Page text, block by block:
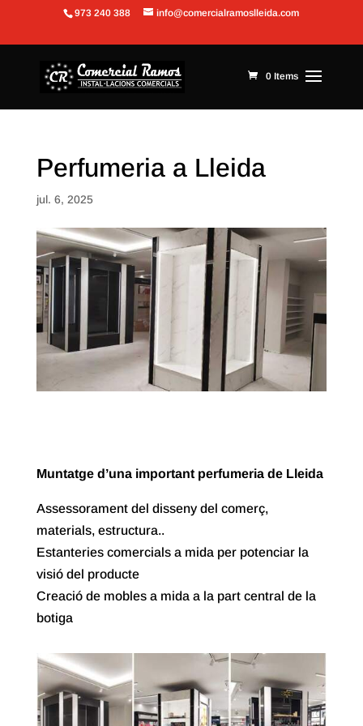
Obre la barra d'eines
973 240 388 info@comercialramoslleida.com
0 Items
Perfumeria a Lleida
jul. 6, 2025
Muntatge d’una important perfumeria de Lleida
Assessorament del disseny del comerç,
materials, estructura..
Estanteries comercials a mida per potenciar la
visió del producte
Creació de mobles a mida a la part central de la
botiga